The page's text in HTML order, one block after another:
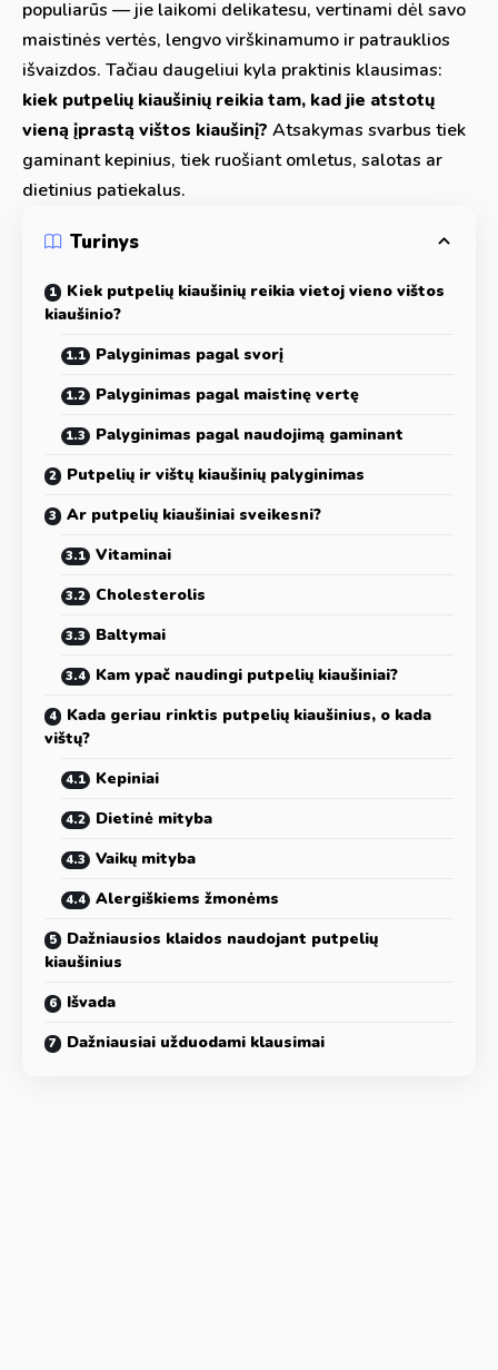
populiarūs — jie laikomi delikatesu, vertinami dėl savo
maistinės vertės, lengvo virškinamumo ir patrauklios
išvaizdos. Tačiau daugeliui kyla praktinis klausimas:
kiek putpelių kiaušinių reikia tam, kad jie atstotų
vieną įprastą vištos kiaušinį? Atsakymas svarbus tiek
gaminant kepinius, tiek ruošiant omletus, salotas ar
dietinius patiekalus.
Turinys
Kiek putpelių kiaušinių reikia vietoj vieno vištos
kiaušinio?
Palyginimas pagal svorį
Palyginimas pagal maistinę vertę
Palyginimas pagal naudojimą gaminant
Putpelių ir vištų kiaušinių palyginimas
Ar putpelių kiaušiniai sveikesni?
Vitaminai
Cholesterolis
Baltymai
Kam ypač naudingi putpelių kiaušiniai?
Kada geriau rinktis putpelių kiaušinius, o kada
vištų?
Kepiniai
Dietinė mityba
Vaikų mityba
Alergiškiems žmonėms
Dažniausios klaidos naudojant putpelių
kiaušinius
Išvada
Dažniausiai užduodami klausimai